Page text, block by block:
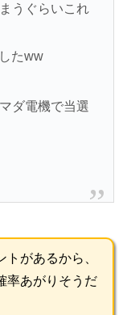
うぐらいこれ
たww
ダ電機で当選
があるから、
率あがりそうだ